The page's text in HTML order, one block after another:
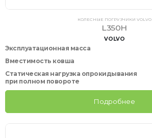
КОЛЕСНЫЕ ПОГРУЗЧИКИ VOLVO
L350H
VOLVO
Эксплуатационная масса
Вместимость ковша
Статическая нагрузка опрокидывания
при полном повороте
Подробнее